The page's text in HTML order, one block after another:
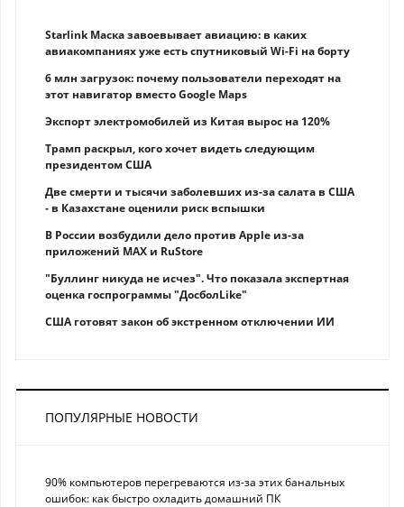
Starlink Маска завоевывает авиацию: в каких
авиакомпаниях уже есть спутниковый Wi-Fi на борту
6 млн загрузок: почему пользователи переходят на
этот навигатор вместо Google Maps
Экспорт электромобилей из Китая вырос на 120%
Трамп раскрыл, кого хочет видеть следующим
президентом США
Две смерти и тысячи заболевших из-за салата в США
- в Казахстане оценили риск вспышки
В России возбудили дело против Apple из-за
приложений MAX и RuStore
"Буллинг никуда не исчез". Что показала экспертная
оценка госпрограммы "ДосболLike"
США готовят закон об экстренном отключении ИИ
ПОПУЛЯРНЫЕ НОВОСТИ
90% компьютеров перегреваются из-за этих банальных
ошибок: как быстро охладить домашний ПК